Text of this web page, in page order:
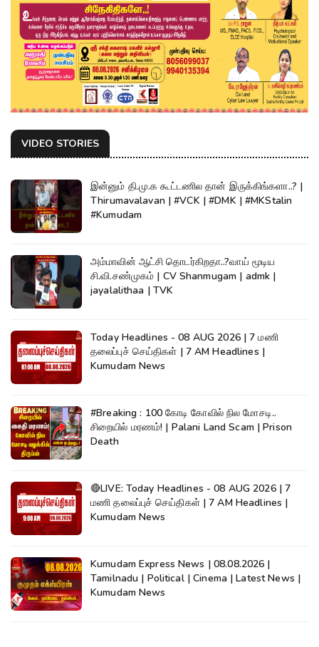
VIDEO STORIES
இன்னும் தி.மு.க கூட்டணில தான் இருக்கிங்களா..? |
Thirumavalavan | #VCK | #DMK | #MKStalin
#Kumudam
அம்மாவின் ஆட்சி தொடர்கிறதா..?வாய் மூடிய
சி.வி.சண்முகம் | CV Shanmugam | admk |
jayalalithaa | TVK
Today Headlines - 08 AUG 2026 | 7 மணி
தலைப்புச் செய்திகள் | 7 AM Headlines |
Kumudam News
#Breaking : 100 கோடி கோவில் நில மோசடி..
சிறையில் மரணம்! | Palani Land Scam | Prison
Death
🔴LIVE: Today Headlines - 08 AUG 2026 | 7
மணி தலைப்புச் செய்திகள் | 7 AM Headlines |
Kumudam News
Kumudam Express News | 08.08.2026 |
Tamilnadu | Political | Cinema | Latest News |
Kumudam News